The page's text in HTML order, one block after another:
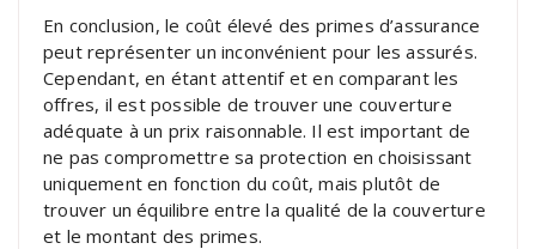
En conclusion, le coût élevé des primes d’assurance
peut représenter un inconvénient pour les assurés.
Cependant, en étant attentif et en comparant les
offres, il est possible de trouver une couverture
adéquate à un prix raisonnable. Il est important de
ne pas compromettre sa protection en choisissant
uniquement en fonction du coût, mais plutôt de
trouver un équilibre entre la qualité de la couverture
et le montant des primes.